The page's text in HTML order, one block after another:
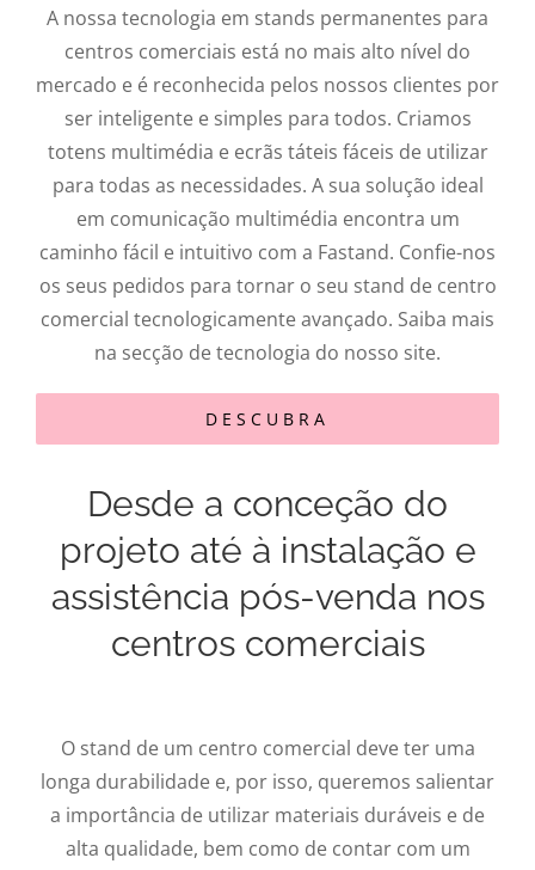
A nossa tecnologia em stands permanentes para
centros comerciais está no mais alto nível do
mercado e é reconhecida pelos nossos clientes por
ser inteligente e simples para todos. Criamos
totens multimédia e ecrãs táteis fáceis de utilizar
para todas as necessidades. A sua solução ideal
em comunicação multimédia encontra um
caminho fácil e intuitivo com a Fastand. Confie-nos
os seus pedidos para tornar o seu stand de centro
comercial tecnologicamente avançado. Saiba mais
na secção de tecnologia do nosso site.
DESCUBRA
Desde a conceção do
projeto até à instalação e
assistência pós-venda nos
centros comerciais
O stand de um centro comercial deve ter uma
longa durabilidade e, por isso, queremos salientar
a importância de utilizar materiais duráveis e de
alta qualidade, bem como de contar com um